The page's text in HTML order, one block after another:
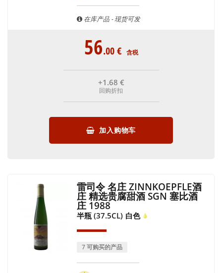
在库产品 - 现货可发
56.00€ 含税
+1 .68 €
回购折扣
加入购物车
雷司令 名庄 ZINNKOEPFLE酒
庄 精选贵腐甜酒 SGN 塞比酒
庄 1988
半瓶 (37.5CL) 白色
7 可购买的产品